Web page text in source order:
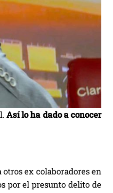
Así lo ha dado a conocer
ex colaboradores en
por el presunto delito de